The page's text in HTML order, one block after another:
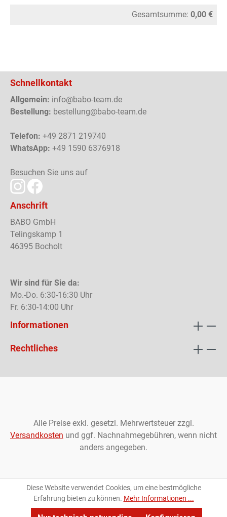
Gesamtsumme: 0,00 €
Schnellkontakt
Allgemein: info@babo-team.de
Bestellung: bestellung@babo-team.de
Telefon: +49 2871 219740
WhatsApp: +49 1590 6376918
Besuchen Sie uns auf
Anschrift
BABO GmbH
Telingskamp 1
46395 Bocholt
Wir sind für Sie da:
Mo.-Do. 6:30-16:30 Uhr
Fr. 6:30-14:00 Uhr
Informationen
Rechtliches
Alle Preise exkl. gesetzl. Mehrwertsteuer zzgl.
Versandkosten und ggf. Nachnahmegebühren, wenn nicht
anders angegeben.
Diese Website verwendet Cookies, um eine bestmögliche
Erfahrung bieten zu können. Mehr Informationen ...